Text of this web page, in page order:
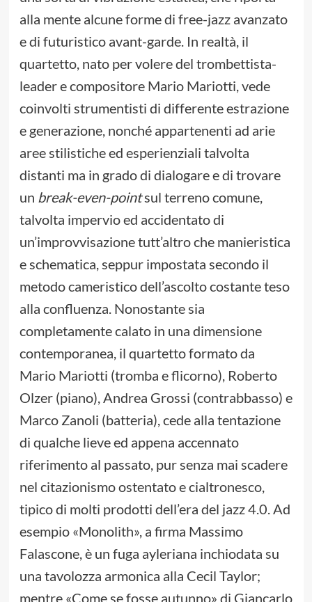
alla mente alcune forme di free-jazz avanzato
e di futuristico avant-garde. In realtà, il
quartetto, nato per volere del trombettista-
leader e compositore Mario Mariotti, vede
coinvolti strumentisti di differente estrazione
e generazione, nonché appartenenti ad arie
aree stilistiche ed esperienziali talvolta
distanti ma in grado di dialogare e di trovare
un break-even-pointsul terreno comune,
talvolta impervio ed accidentato di
un’improvvisazione tutt’altro che manieristica
e schematica, seppur impostata secondo il
metodo cameristico dell’ascolto costante teso
alla confluenza. Nonostante sia
completamente calato in una dimensione
contemporanea, il quartetto formato da
Mario Mariotti (tromba e flicorno), Roberto
Olzer (piano), Andrea Grossi (contrabbasso) e
Marco Zanoli (batteria), cede alla tentazione
di qualche lieve ed appena accennato
riferimento al passato, pur senza mai scadere
nel citazionismo ostentato e cialtronesco,
tipico di molti prodotti dell’era del jazz 4.0. Ad
esempio «Monolith», a firma Massimo
Falascone, è un fuga ayleriana inchiodata su
una tavolozza armonica alla Cecil Taylor;
mentre «Come se fosse autunno» di Giancarlo